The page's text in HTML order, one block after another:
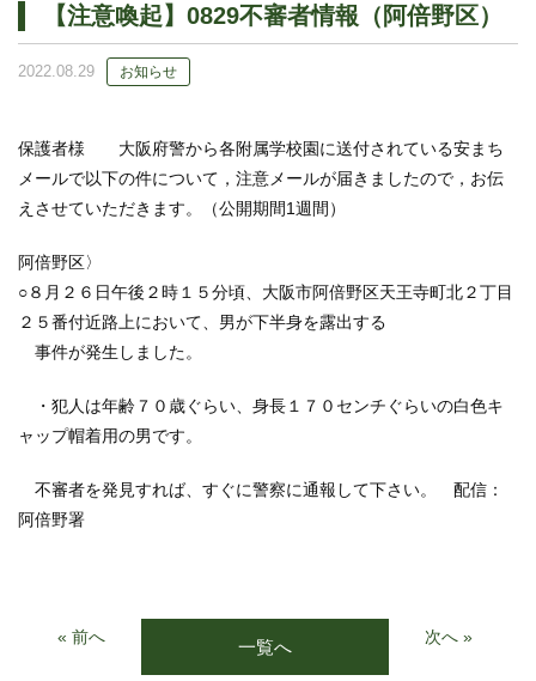
【注意喚起】0829不審者情報（阿倍野区）
2022.08.29 お知らせ
保護者様 大阪府警から各附属学校園に送付されている安まち
メールで以下の件について，注意メールが届きましたので，お伝
えさせていただきます。（公開期間1週間）
阿倍野区〉
○８月２６日午後２時１５分頃、大阪市阿倍野区天王寺町北２丁目
２５番付近路上において、男が下半身を露出する
事件が発生しました。
・犯人は年齢７０歳ぐらい、身長１７０センチぐらいの白色キ
ャップ帽着用の男です。
不審者を発見すれば、すぐに警察に通報して下さい。 配信：
阿倍野署
« 前へ 一覧へ 次へ »